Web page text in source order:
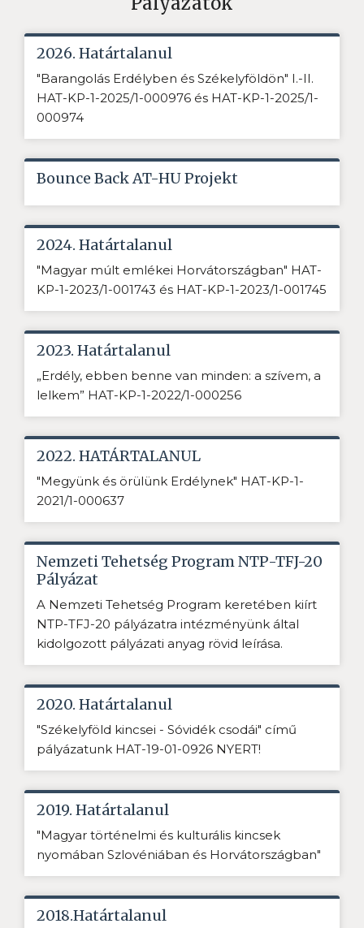
2026. Határtalanul
"Barangolás Erdélyben és Székelyföldön" I.-II.
HAT-KP-1-2025/1-000976 és HAT-KP-1-2025/1-
000974
Bounce Back AT-HU Projekt
2024. Határtalanul
"Magyar múlt emlékei Horvátországban" HAT-
KP-1-2023/1-001743 és HAT-KP-1-2023/1-001745
2023. Határtalanul
„Erdély, ebben benne van minden: a szívem, a
lelkem” HAT-KP-1-2022/1-000256
2022. HATÁRTALANUL
"Megyünk és örülünk Erdélynek" HAT-KP-1-
2021/1-000637
Nemzeti Tehetség Program NTP-TFJ-20
Pályázat
A Nemzeti Tehetség Program keretében kiírt
NTP-TFJ-20 pályázatra intézményünk által
kidolgozott pályázati anyag rövid leírása.
2020. Határtalanul
"Székelyföld kincsei - Sóvidék csodái" című
pályázatunk HAT-19-01-0926 NYERT!
2019. Határtalanul
"Magyar történelmi és kulturális kincsek
nyomában Szlovéniában és Horvátországban"
2018.Határtalanul